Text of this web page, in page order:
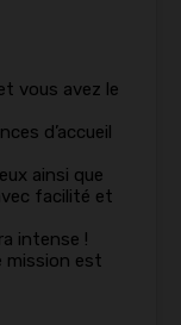
vous avez le
d’accueil
ainsi que
facilité et
intense !
mission est